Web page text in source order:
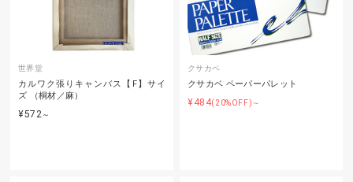
世界堂
カルワク張りキャンバス【F】サイ
ズ （桐材／麻）
¥572 ～
クサカベ
クサカベ ペーパーパレット
¥484(20%OFF)～